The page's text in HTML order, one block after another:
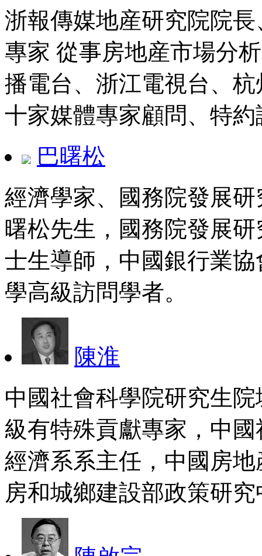
浙報傳媒地産研究院院
專家 從事房地産市場分
播電台、浙江電視台、
十家媒體專家顧問、特
巴曙松
經濟學家、國務院發展
曙松先生，國務院發展
士生導師，中國銀行業
學高級訪問學者。
陳淮
中國社會科學院研究生
級有特殊貢獻專家，中
經濟系系主任，中國房
房和城鄉建設部政策研